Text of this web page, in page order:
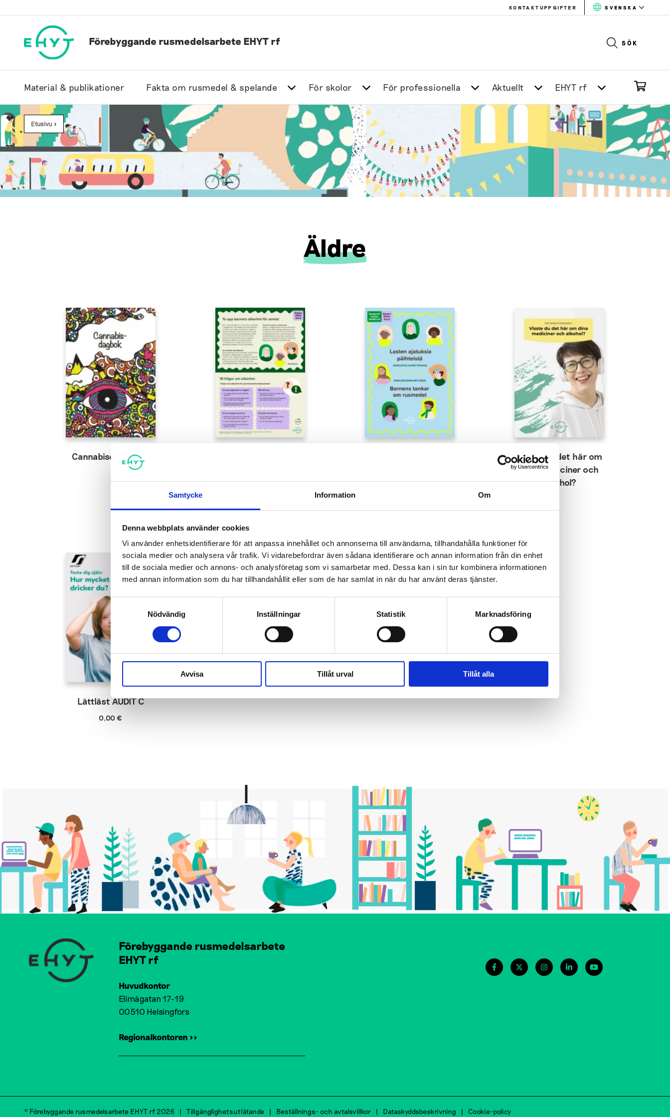
Samtycke Information Om
Denna webbplats använder cookies
Vi använder enhetsidentifierare för att anpassa innehållet och annonserna till användarna, tillhandahålla funktioner för
sociala medier och analysera vår trafik. Vi vidarebefordrar även sådana identifierare och annan information från din enhet
till de sociala medier och annons- och analysföretag som vi samarbetar med. Dessa kan i sin tur kombinera informationen
med annan information som du har tillhandahållit eller som de har samlat in när du har använt deras tjänster.
Samtyckesval
Nödvändig
Inställningar Statistik Marknadsföring
Avvisa Tillåt urval Tillåt alla
till
KONTAKTUPPGIFTER SVENSKA
Förebyggande rusmedelsarbete EHYT rf SÖK
Material & publikationer Fakta om rusmedel & spelande För skolor För professionella Aktuellt EHYT rf
Etusivu >
Äldre
Cannabisdagboken
rusmedel
Visste du det här om
dina mediciner och
alkohol?
Lättläst AUDIT C
0,00€
Förebyggande rusmedelsarbete
EHYT rf
Huvudkontor
Elimägatan 17-19
00510 Helsingfors
Regionalkontoren >>
© Förebyggande rusmedelsarbete EHYT rf 2026 Tillgänglighetsutlåtande Beställnings- och avtalsvillkor Dataskyddsbeskrivning Cookie-policy